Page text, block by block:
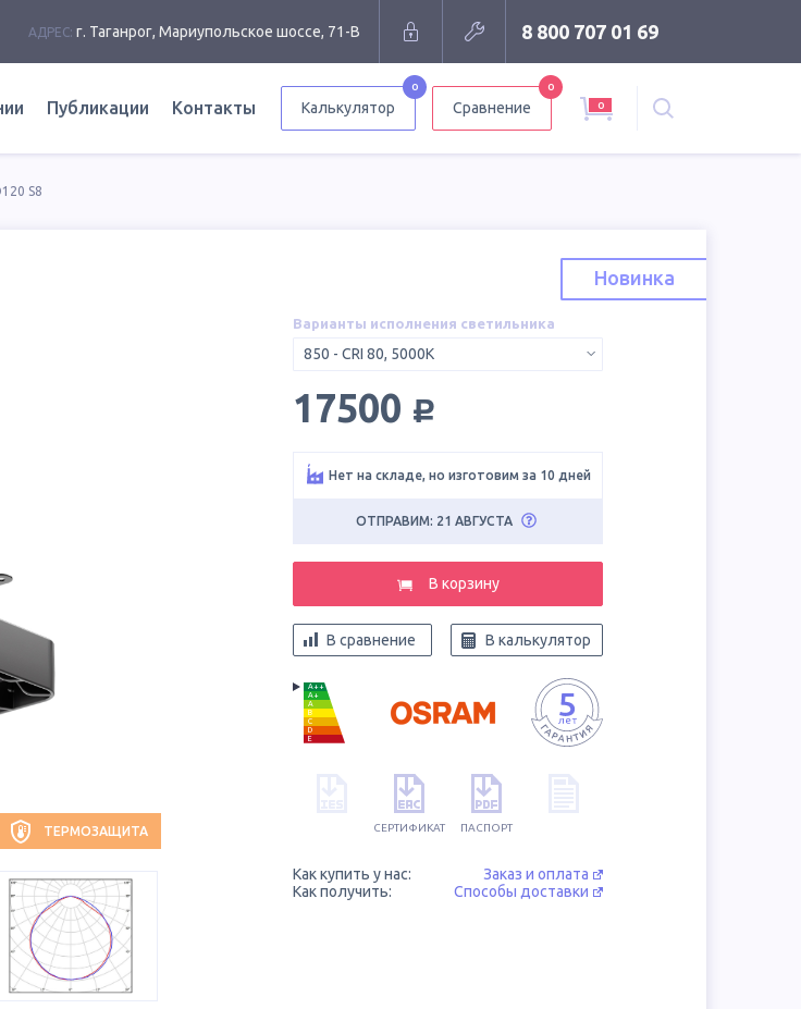
АДРЕС: г. Таганрог, Мариупольское шоссе, 71-В 8 800 707 01 69
Публикации Контакты Калькулятор
0
Сравнение
0
0
S8
Новинка
ТЕРМОЗАЩИТА
Варианты исполнения светильника
850 - CRI 80, 5000K
17500 руб.
Нет на складе, но изготовим за 10 дней
ОТПРАВИМ: 21 АВГУСТА
В корзину
В сравнение В калькулятор
A++
A+
A
B
C
D
E
СЕРТИФИКАТ ПАСПОРТ
Как купить у нас:
Заказ и оплата
Как получить:
Способы доставки